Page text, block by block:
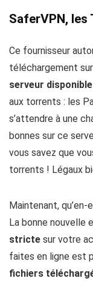
SaferVPN, les
Ce fournisseur
téléchargement sur
serveur disponible
aux torrents : les
s’attendre à une
bonnes sur ce
vous savez que
torrents ! Légaux
Maintenant,
La bonne nouvelle
stricte sur votre
faites en ligne est
fichiers